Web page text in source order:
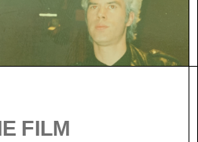
FILM